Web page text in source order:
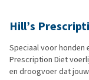
Hill’s
Speciaal voor honden
Prescription Diet
en droogvoer dat